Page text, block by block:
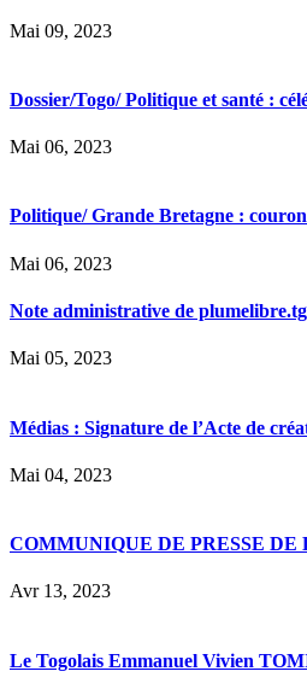
Mai 09, 2023
Dossier/Togo/ Politique et santé :
Mai 06, 2023
Politique/ Grande Bretagne :
Mai 06, 2023
Note administrative de plumelibre.tg
Mai 05, 2023
Médias : Signature de l’Acte de
Mai 04, 2023
COMMUNIQUE DE PRESSE DE
Avr 13, 2023
Le Togolais Emmanuel Vivien